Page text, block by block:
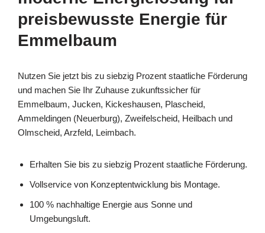
preisbewusste Energie für
Emmelbaum
Nutzen Sie jetzt bis zu siebzig Prozent staatliche Förderung
und machen Sie Ihr Zuhause zukunftssicher für
Emmelbaum, Jucken, Kickeshausen, Plascheid,
Ammeldingen (Neuerburg), Zweifelscheid, Heilbach und
Olmscheid, Arzfeld, Leimbach.
Erhalten Sie bis zu siebzig Prozent staatliche Förderung.
Vollservice von Konzeptentwicklung bis Montage.
100 % nachhaltige Energie aus Sonne und
Umgebungsluft.